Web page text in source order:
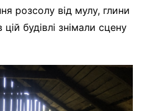
розсолу від мулу, глини
будівлі знімали сцену